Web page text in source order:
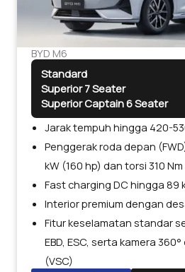
BYD M6
Standard
Superior 7 Seater
Superior Captain 6 Seater
Jarak tempuh hingga 420-
Penggerak roda depan
kW (160 hp) dan torsi 310 Nm
Fast charging DC hingga 89
Interior premium dengan
Fitur keselamatan standar
EBD, ESC, serta kamera
(VSC)